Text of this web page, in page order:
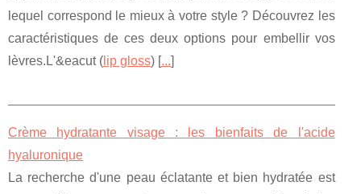
lequel correspond le mieux à votre style ? Découvrez les
caractéristiques de ces deux options pour embellir vos
lèvres.L'&eacut ( lip gloss) [...]
Crème hydratante visage : les bienfaits de l'acide
hyaluronique
La recherche d'une peau éclatante et bien hydratée est